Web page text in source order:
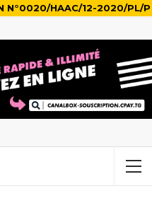
N°0020/HAAC/12-2020/PL/P